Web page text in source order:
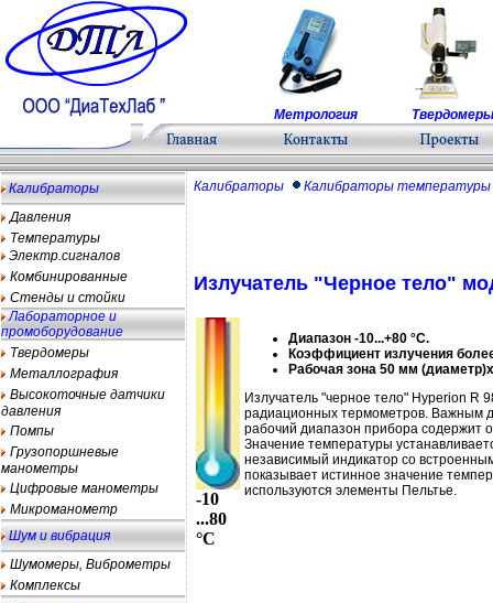
Метрология Твердомеры
Калибраторы
Давления
Температуры
Электр.сигналов
Комбинированные
Стенды и стойки
Лабораторное и
промоборудование
Твердомеры
Металлография
Высокоточные датчики
давления
Помпы
Грузопоршневые
манометры
Цифровые манометры
Микроманометр
Шум и вибрация
Шумомеры, Виброметры
Комплексы
Калибраторы Калибраторы температуры
Излучатель "Черное тело"
-10
...80
°С
Диапазон -10...+80 °С.
Коэффициент излучения
Рабочая зона 50 мм
Излучатель "черное тело" Hyperion R
радиационных термометров. Важным
рабочий диапазон прибора содержит
Значение температуры
независимый индикатор со
показывает истинное значение
используются элементы Пельтье.